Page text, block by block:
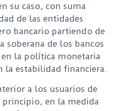
su caso, con suma
de las entidades
bancario partiendo de
soberana de los bancos
la política monetaria
la estabilidad financiera.
a los usuarios de
principio, en la medida